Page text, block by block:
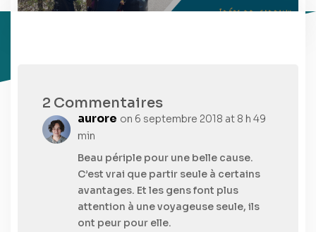
2 Commentaires
aurore on 6 septembre 2018 at 8 h 49
min
Beau périple pour une belle cause.
C’est vrai que partir seule à certains
avantages. Et les gens font plus
attention à une voyageuse seule, ils
ont peur pour elle.